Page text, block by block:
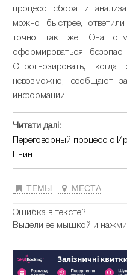
процесс сбора и
можно быстрее,
точно так же. Она
сформироваться
Спрогнозировать,
невозможно, сообщают
информации.
Читати далі:
Переговорный процесс с
Енин
ТЕМЫ МЕСТА
Ошибка в тексте?
Выдели ее мышкой и